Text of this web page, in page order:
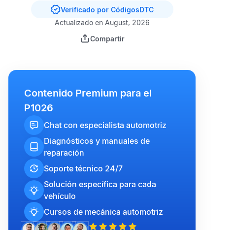
Verificado por CódigosDTC
Actualizado en August, 2026
Compartir
Contenido Premium para el
P1026
Chat con especialista automotriz
Diagnósticos y manuales de
reparación
Soporte técnico 24/7
Solución específica para cada
vehículo
Cursos de mecánica automotriz